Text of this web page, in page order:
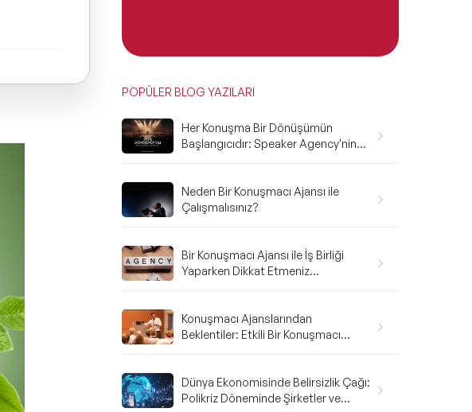
POPÜLER BLOG YAZILARI
Her Konuşma Bir Dönüşümün
Başlangıcıdır: Speaker Agency'nin
Neden Bir Konuşmacı Ajansı ile
Çalışmalısınız?
Bir Konuşmacı Ajansı ile İş Birliği
Yaparken Dikkat Etmeniz
Konuşmacı Ajanslarından
Beklentiler: Etkili Bir Konuşmacı
Dünya Ekonomisinde Belirsizlik Çağı:
Polikriz Döneminde Şirketler ve